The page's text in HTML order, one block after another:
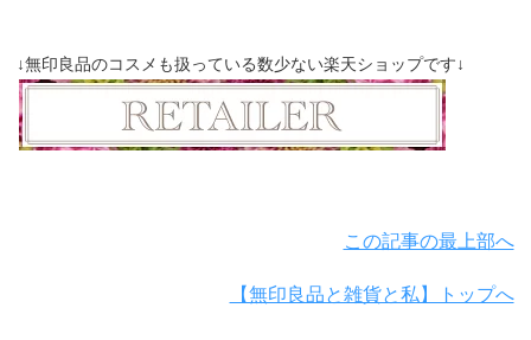
↓無印良品のコスメも扱っている数少ない楽天ショップです↓
この記事の最上部へ
【無印良品と雑貨と私】トップへ